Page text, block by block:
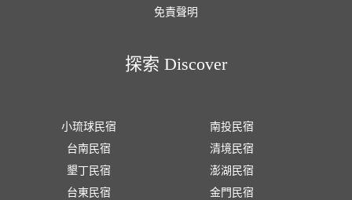
免責聲明
探索 Discover
小琉球民宿
台南民宿
墾丁民宿
台東民宿
南投民宿
清境民宿
澎湖民宿
金門民宿